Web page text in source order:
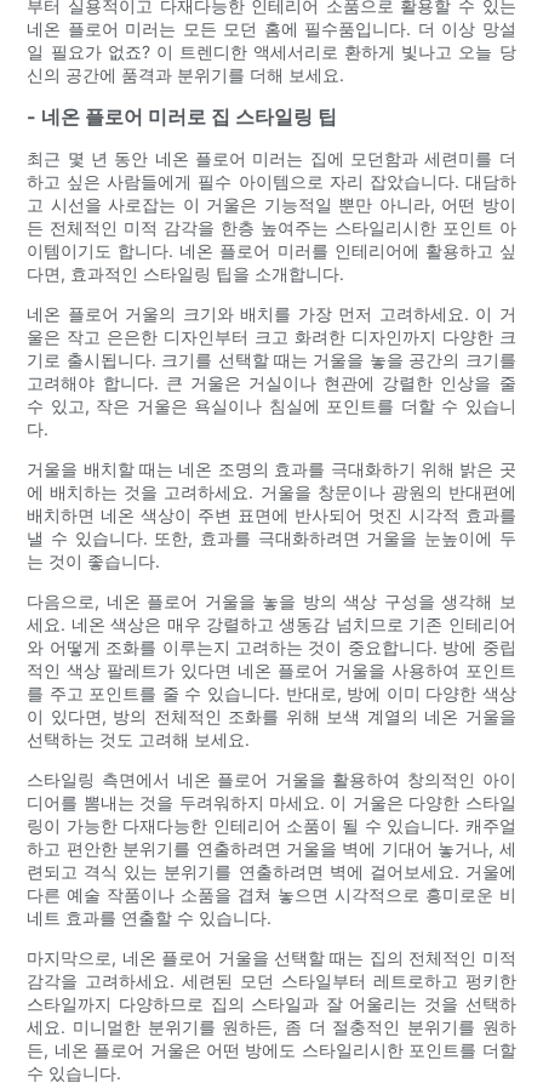
부터 실용적이고 다재다능한 인테리어 소품으로 활용할 수 있는
네온 플로어 미러는 모든 모던 홈에 필수품입니다. 더 이상 망설
일 필요가 없죠? 이 트렌디한 액세서리로 환하게 빛나고 오늘 당
신의 공간에 품격과 분위기를 더해 보세요.
- 네온 플로어 미러로 집 스타일링 팁
최근 몇 년 동안 네온 플로어 미러는 집에 모던함과 세련미를 더
하고 싶은 사람들에게 필수 아이템으로 자리 잡았습니다. 대담하
고 시선을 사로잡는 이 거울은 기능적일 뿐만 아니라, 어떤 방이
든 전체적인 미적 감각을 한층 높여주는 스타일리시한 포인트 아
이템이기도 합니다. 네온 플로어 미러를 인테리어에 활용하고 싶
다면, 효과적인 스타일링 팁을 소개합니다.
네온 플로어 거울의 크기와 배치를 가장 먼저 고려하세요. 이 거
울은 작고 은은한 디자인부터 크고 화려한 디자인까지 다양한 크
기로 출시됩니다. 크기를 선택할 때는 거울을 놓을 공간의 크기를
고려해야 합니다. 큰 거울은 거실이나 현관에 강렬한 인상을 줄
수 있고, 작은 거울은 욕실이나 침실에 포인트를 더할 수 있습니
다.
거울을 배치할 때는 네온 조명의 효과를 극대화하기 위해 밝은 곳
에 배치하는 것을 고려하세요. 거울을 창문이나 광원의 반대편에
배치하면 네온 색상이 주변 표면에 반사되어 멋진 시각적 효과를
낼 수 있습니다. 또한, 효과를 극대화하려면 거울을 눈높이에 두
는 것이 좋습니다.
다음으로, 네온 플로어 거울을 놓을 방의 색상 구성을 생각해 보
세요. 네온 색상은 매우 강렬하고 생동감 넘치므로 기존 인테리어
와 어떻게 조화를 이루는지 고려하는 것이 중요합니다. 방에 중립
적인 색상 팔레트가 있다면 네온 플로어 거울을 사용하여 포인트
를 주고 포인트를 줄 수 있습니다. 반대로, 방에 이미 다양한 색상
이 있다면, 방의 전체적인 조화를 위해 보색 계열의 네온 거울을
선택하는 것도 고려해 보세요.
스타일링 측면에서 네온 플로어 거울을 활용하여 창의적인 아이
디어를 뽐내는 것을 두려워하지 마세요. 이 거울은 다양한 스타일
링이 가능한 다재다능한 인테리어 소품이 될 수 있습니다. 캐주얼
하고 편안한 분위기를 연출하려면 거울을 벽에 기대어 놓거나, 세
련되고 격식 있는 분위기를 연출하려면 벽에 걸어보세요. 거울에
다른 예술 작품이나 소품을 겹쳐 놓으면 시각적으로 흥미로운 비
네트 효과를 연출할 수 있습니다.
마지막으로, 네온 플로어 거울을 선택할 때는 집의 전체적인 미적
감각을 고려하세요. 세련된 모던 스타일부터 레트로하고 펑키한
스타일까지 다양하므로 집의 스타일과 잘 어울리는 것을 선택하
세요. 미니멀한 분위기를 원하든, 좀 더 절충적인 분위기를 원하
든, 네온 플로어 거울은 어떤 방에도 스타일리시한 포인트를 더할
수 있습니다.